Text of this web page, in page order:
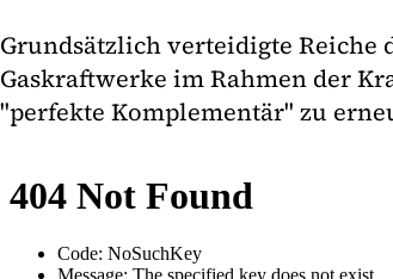
Grundsätzlich verteidigte Reiche
Gaskraftwerke im Rahmen der
"perfekte Komplementär" zu